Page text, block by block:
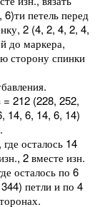
петель перед
2 (4, 2, 4, 2, 4,
до маркера,
сторону спинки
= 212 (228, 252,
14, 6, 14, 6, 14)
осталось 14
2 вместе изн.
осталось по 6
петли и по 4